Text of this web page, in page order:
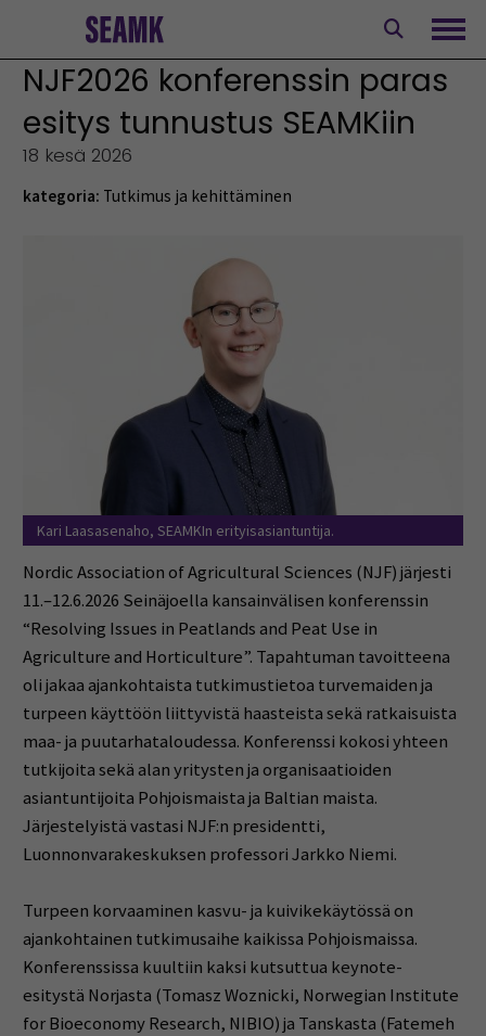
NJF2026 konferenssin paras
esitys tunnustus SEAMKiin
18 kesä 2026
kategoria: Tutkimus ja kehittäminen
Kari Laasasenaho, SEAMKIn erityisasiantuntija.
Nordic Association of Agricultural Sciences (NJF) järjesti
11.–12.6.2026 Seinäjoella kansainvälisen konferenssin
“Resolving Issues in Peatlands and Peat Use in
Agriculture and Horticulture”. Tapahtuman tavoitteena
oli jakaa ajankohtaista tutkimustietoa turvemaiden ja
turpeen käyttöön liittyvistä haasteista sekä ratkaisuista
maa- ja puutarhataloudessa. Konferenssi kokosi yhteen
tutkijoita sekä alan yritysten ja organisaatioiden
asiantuntijoita Pohjoismaista ja Baltian maista.
Järjestelyistä vastasi NJF:n presidentti,
Luonnonvarakeskuksen professori Jarkko Niemi.
Turpeen korvaaminen kasvu- ja kuivikekäytössä on
ajankohtainen tutkimusaihe kaikissa Pohjoismaissa.
Konferenssissa kuultiin kaksi kutsuttua keynote-
esitystä Norjasta (Tomasz Woznicki, Norwegian Institute
for Bioeconomy Research, NIBIO) ja Tanskasta (Fatemeh